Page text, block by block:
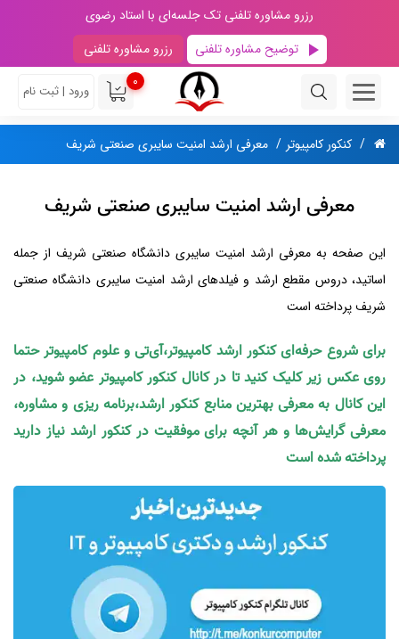
رزرو مشاوره تلفنی تک جلسه‌ای با استاد رضوی
توضیح مشاوره تلفنی
رزرو مشاوره تلفنی
0
ورود | ثبت نام
کنکور کامپیوتر معرفی ارشد امنیت سایبری صنعتی شریف
معرفی ارشد امنیت سایبری صنعتی شریف
این صفحه به معرفی ارشد امنیت سایبری دانشگاه صنعتی شریف از جمله
اساتید، دروس مقطع ارشد و فیلدهای ارشد امنیت سایبری دانشگاه صنعتی
شریف پرداخته است
برای شروع حرفه‌ای کنکور ارشد کامپیوتر،آی‌تی و علوم کامپیوتر حتما
روی عکس زیر کلیک کنید تا در کانال کنکور کامپیوتر عضو شوید، در
این کانال به معرفی بهترین منابع کنکور ارشد،برنامه ریزی و مشاوره،
معرفی گرایش‌ها و هر آنچه برای موفقیت در کنکور ارشد نیاز دارید
پرداخته شده است